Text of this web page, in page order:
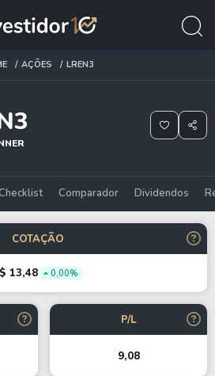
AÇÕES LREN3
Comparador Dividendos
COTAÇÃO
13,48 0,00%
P/L
9,08